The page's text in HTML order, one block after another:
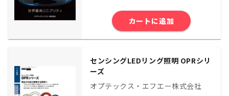
カートに追加
センシングLEDリング照明 OPRシリ
ーズ
オプテックス・エフエー株式会社